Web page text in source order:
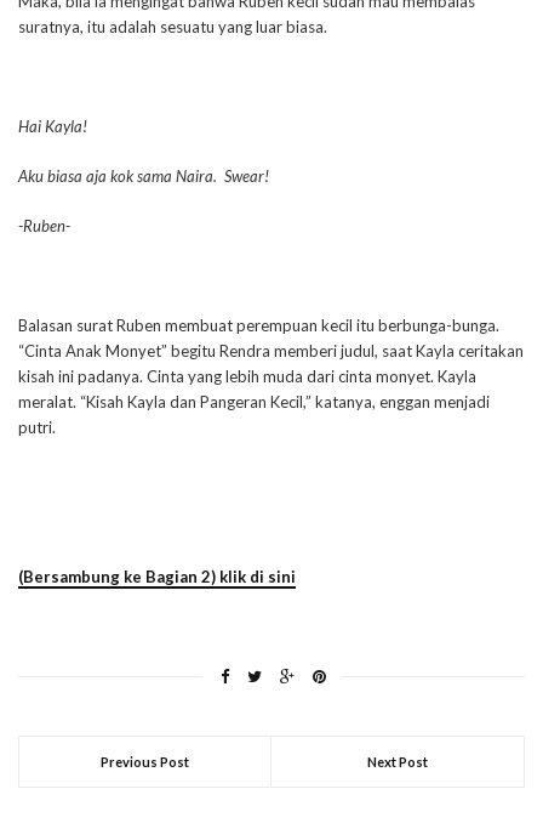
suratnya, itu adalah sesuatu yang luar biasa.
Hai Kayla!
Aku biasa aja kok sama Naira. Swear!
-Ruben-
Balasan surat Ruben membuat perempuan kecil itu berbunga-bunga.
“Cinta Anak Monyet” begitu Rendra memberi judul, saat Kayla ceritakan
kisah ini padanya. Cinta yang lebih muda dari cinta monyet. Kayla
meralat. “Kisah Kayla dan Pangeran Kecil,” katanya, enggan menjadi
putri.
(Bersambung ke Bagian 2) klik di sini
Previous Post Next Post